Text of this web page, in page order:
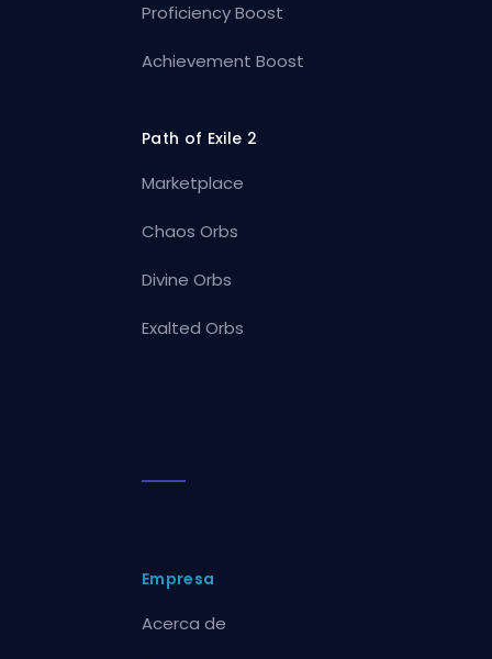
Proficiency Boost
Achievement Boost
Path of Exile 2
Marketplace
Chaos Orbs
Divine Orbs
Exalted Orbs
Empresa
Acerca de